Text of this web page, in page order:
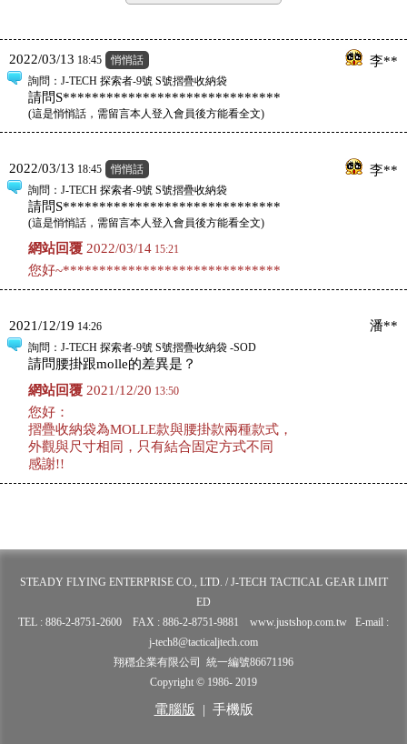
2022/03/13 18:45 悄悄話 李**
詢問 ：J-TECH 探索者-9號 S號摺疊收納袋
請問S******************************
(這是悄悄話，需留言本人登入會員後方能看全文)
2022/03/13 18:45 悄悄話 李**
詢問 ：J-TECH 探索者-9號 S號摺疊收納袋
請問S******************************
(這是悄悄話，需留言本人登入會員後方能看全文)
網站回覆2022/03/1415:21
您好~******************************
2021/12/19 14:26 潘**
詢問 ：J-TECH 探索者-9號 S號摺疊收納袋 -SOD
請問腰掛跟molle的差異是？
網站回覆2021/12/20 13:50
您好：
摺疊收納袋為MOLLE款與腰掛款兩種款式，
外觀與尺寸相同，只有結合固定方式不同
感謝!!
STEADY FLYING ENTERPRISE CO., LTD. / J-TECH TACTICAL GEAR LIMIT
ED
TEL : 886-2-8751-2600 FAX : 886-2-8751-9881 www.justshop.com.tw E-mail :
j-tech8@tacticaljtech.com
翔穩企業有限公司 統一編號86671196
Copyright © 1986- 2019
電腦版 | 手機版